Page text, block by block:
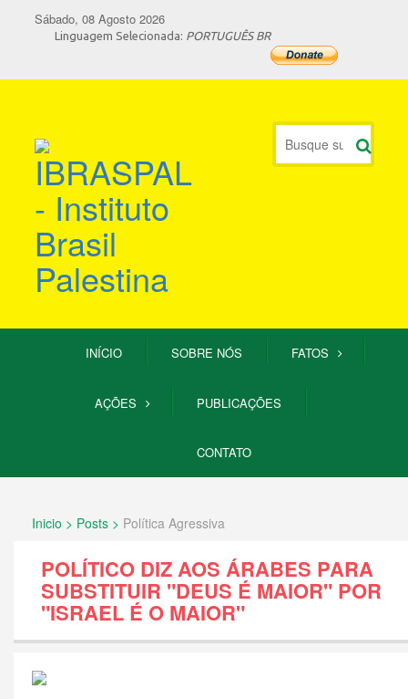
Sábado, 08 Agosto 2026
Linguagem Selecionada: PORTUGUÊS BR
INÍCIO SOBRE NÓS FATOS
AÇÕES PUBLICAÇÕES
CONTATO
Inicio > Posts > Política Agressiva
POLÍTICO DIZ AOS ÁRABES PARA
SUBSTITUIR "DEUS É MAIOR" POR
"ISRAEL É O MAIOR"